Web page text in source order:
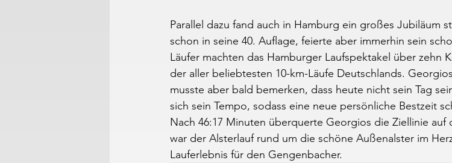
Parallel dazu fand auch in Hamburg ein großes Jubiläum
schon in seine 40. Auflage, feierte aber immerhin sein
Läufer machten das Hamburger Laufspektakel über zehn
der aller beliebtesten 10-km-Läufe Deutschlands.
musste aber bald bemerken, dass heute nicht sein Tag
sich sein Tempo, sodass eine neue persönliche Bestzeit
Nach 46:17 Minuten überquerte Georgios die Ziellinie
war der Alsterlauf rund um die schöne Außenalster im
Lauferlebnis für den Gengenbacher.